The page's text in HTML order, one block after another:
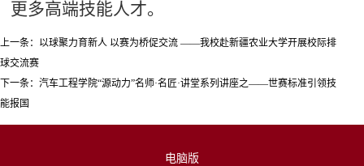
更多高端技能人才。
上一条： 以球聚力育新人 以赛为桥促交流 ——我校赴新疆农业大学开展校际排
球交流赛
下一条： 汽车工程学院“源动力”名师·名匠·讲堂系列讲座之——世赛标准引领技
能报国
电脑版